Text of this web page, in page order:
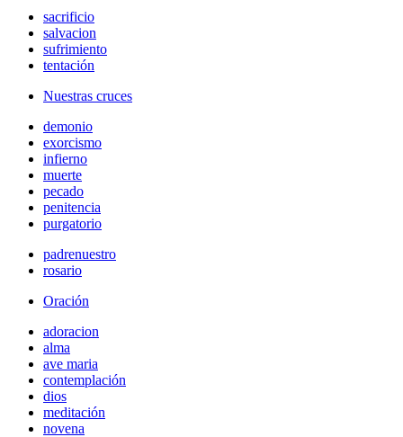
sacrificio
salvacion
sufrimiento
tentación
Nuestras cruces
demonio
exorcismo
infierno
muerte
pecado
penitencia
purgatorio
padrenuestro
rosario
Oración
adoracion
alma
ave maria
contemplación
dios
meditación
novena